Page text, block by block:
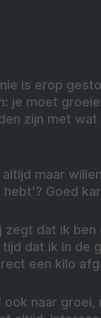
is erop
je moet
zijn met
maar
Goed
zegt dat ik
tijd dat ik in
een kilo
naar groei,